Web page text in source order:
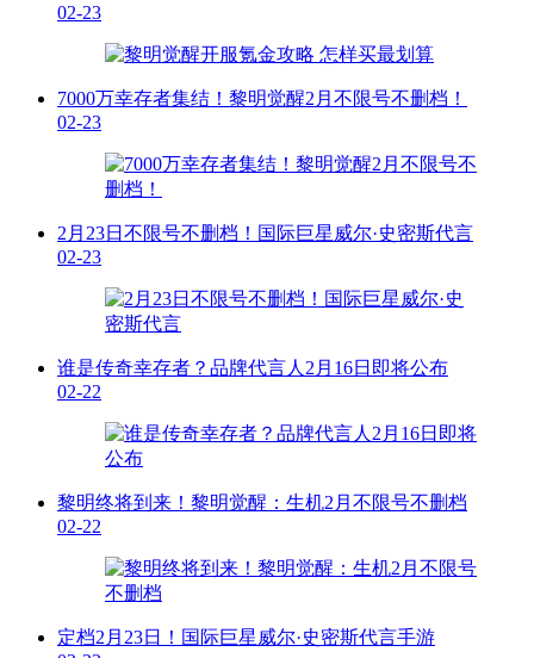
02-23
7000万幸存者集结！黎明觉醒2月不限号不删档！
02-23
2月23日不限号不删档！国际巨星威尔·史密斯代言
02-23
谁是传奇幸存者？品牌代言人2月16日即将公布
02-22
黎明终将到来！黎明觉醒：生机2月不限号不删档
02-22
定档2月23日！国际巨星威尔·史密斯代言手游